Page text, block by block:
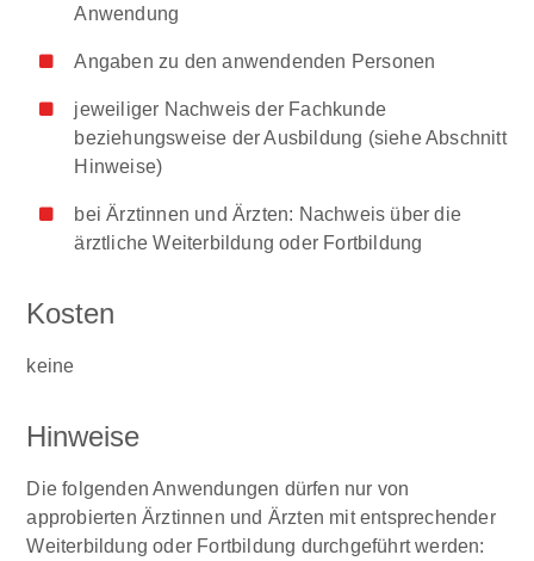
Anwendung
Angaben zu den anwendenden Personen
jeweiliger Nachweis der Fachkunde
beziehungsweise der Ausbildung (siehe Abschnitt
Hinweise)
bei Ärztinnen und Ärzten: Nachweis über die
ärztliche Weiterbildung oder Fortbildung
Kosten
keine
Hinweise
Die folgenden Anwendungen dürfen nur von
approbierten Ärztinnen und Ärzten mit entsprechender
Weiterbildung oder Fortbildung durchgeführt werden: